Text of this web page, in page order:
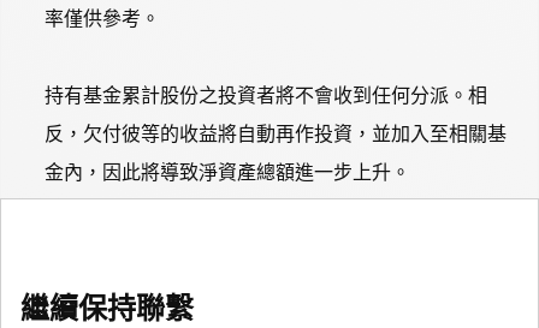
率僅供參考。
持有基金累計股份之投資者將不會收到任何分派。相
反，欠付彼等的收益將自動再作投資，並加入至相關基
金內，因此將導致淨資產總額進一步上升。
繼續保持聯繫